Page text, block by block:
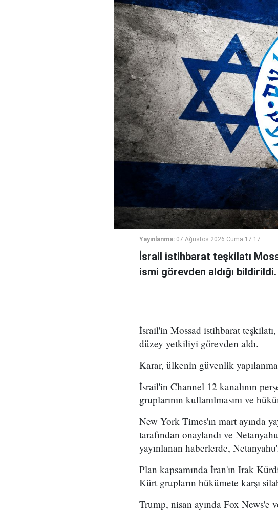
Yayınlanma: 07 Ağustos 2026 Cuma 17:17
İsrail istihbarat teşkilatı
ismi görevden aldığı bildirildi.
İsrail'in Mossad istihbarat
düzey yetkiliyi görevden aldı.
Karar, ülkenin güvenlik
İsrail'in Channel 12 kanalının
gruplarının kullanılmasını ve
New York Times'ın mart ayında
tarafından onaylandı ve
yayınlanan haberlerde,
Plan kapsamında İran'ın Irak
Kürt grupların hükümete karşı
Trump, nisan ayında Fox News'e